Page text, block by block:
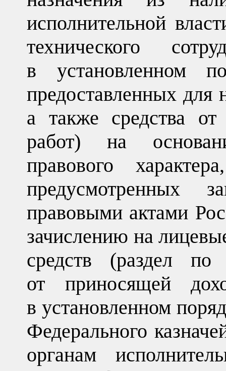
исполнительной
технического
в установленном
предоставленных для
а также средства от
работ) на
правового
предусмотренных
правовыми актами
зачислению на
средств (раздел по
от приносящей
в установленном
Федерального
органам